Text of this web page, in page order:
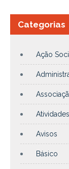
Categorias
Ação
Atividades
Avisos
Básico